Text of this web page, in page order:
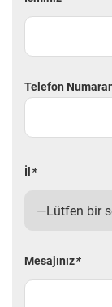
Telefon
İl *
Mesajınız*